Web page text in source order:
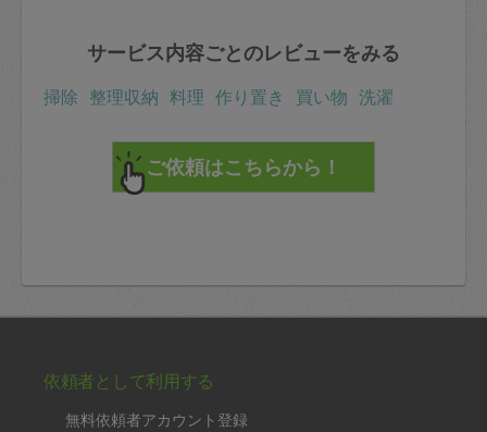
サービス内容ごとのレビューをみる
掃除 整理収納 料理 作り置き 買い物 洗濯
依頼者として利用する
無料依頼者アカウント登録